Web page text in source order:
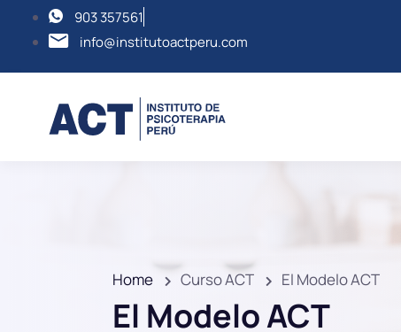
903 357561
info@institutoactperu.com
Home Curso ACT El Modelo ACT
El Modelo ACT